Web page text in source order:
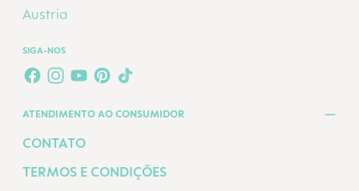
Austria
SIGA-NOS
FACEBOOK
INSTAGRAM
YOUTUBE
PINTEREST
TIKTOK
ATENDIMENTO AO CONSUMIDOR
CONTATO
TERMOS E CONDIÇÕES